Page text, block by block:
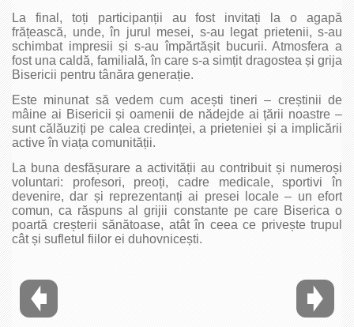
La final, toți participanții au fost invitați la o agapă
frățească, unde, în jurul mesei, s-au legat prietenii, s-au
schimbat impresii și s-au împărtășit bucurii. Atmosfera a
fost una caldă, familială, în care s-a simțit dragostea și grija
Bisericii pentru tânăra generație.
Este minunat să vedem cum acești tineri – creștinii de
mâine ai Bisericii și oamenii de nădejde ai țării noastre –
sunt călăuziți pe calea credinței, a prieteniei și a implicării
active în viața comunității.
La buna desfășurare a activității au contribuit și numeroși
voluntari: profesori, preoți, cadre medicale, sportivi în
devenire, dar și reprezentanți ai presei locale – un efort
comun, ca răspuns al grijii constante pe care Biserica o
poartă creșterii sănătoase, atât în ceea ce privește trupul
cât și sufletul fiilor ei duhovnicești.